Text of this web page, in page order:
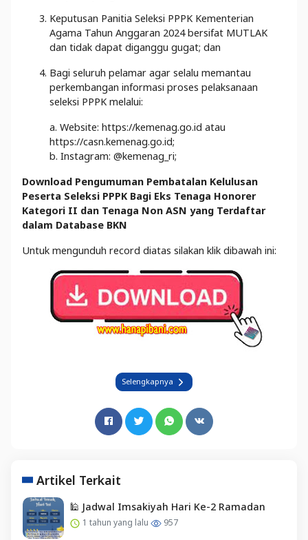
Keputusan Panitia Seleksi PPPK Kementerian
Agama Tahun Anggaran 2024 bersifat MUTLAK
dan tidak dapat diganggu gugat; dan
Bagi seluruh pelamar agar selalu memantau
perkembangan informasi proses pelaksanaan
seleksi PPPK melalui:
a. Website: https://kemenag.go.id atau
https://casn.kemenag.go.id;
b. Instagram: @kemenag_ri;
Download Pengumuman Pembatalan Kelulusan
Peserta Seleksi PPPK Bagi Eks Tenaga Honorer
Kategori II dan Tenaga Non ASN yang Terdaftar
dalam Database BKN
Untuk mengunduh record diatas silakan klik dibawah ini:
Selengkapnya
Artikel Terkait
🕌 Jadwal Imsakiyah Hari Ke-2 Ramadan
1 tahun yang lalu 957